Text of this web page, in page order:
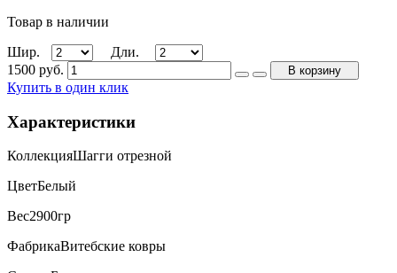
Товар в наличии
Шир.
Дли.
1500 руб. В корзину
Купить в один клик
Характеристики
КоллекцияШагги отрезной
ЦветБелый
Вес2900гр
ФабрикаВитебские ковры